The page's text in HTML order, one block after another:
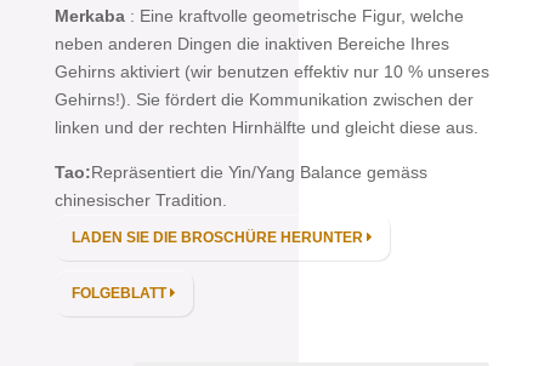
Merkaba : Eine kraftvolle geometrische Figur, welche
neben anderen Dingen die inaktiven Bereiche Ihres
Gehirns aktiviert (wir benutzen effektiv nur 10 % unseres
Gehirns!). Sie fördert die Kommunikation zwischen der
linken und der rechten Hirnhälfte und gleicht diese aus.
Tao:Repräsentiert die Yin/Yang Balance gemäss
chinesischer Tradition.
LADEN SIE DIE BROSCHÜRE HERUNTER
FOLGEBLATT